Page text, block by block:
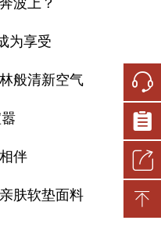
为享受
般清新空气
伴
肤软垫面料